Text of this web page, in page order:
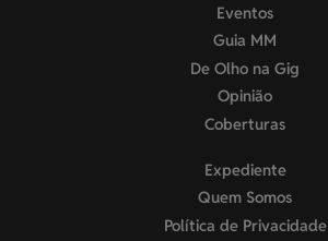
Eventos
Guia MM
De Olho na Gig
Opinião
Coberturas
Expediente
Quem Somos
Política de Privacidade